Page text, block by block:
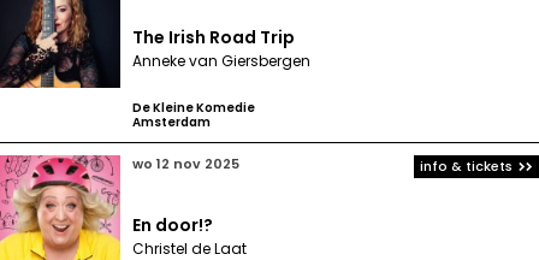
The Irish Road Trip
Anneke van Giersbergen
De Kleine Komedie
Amsterdam
wo 12 nov 2025
En door!?
Christel de Laat
info & tickets